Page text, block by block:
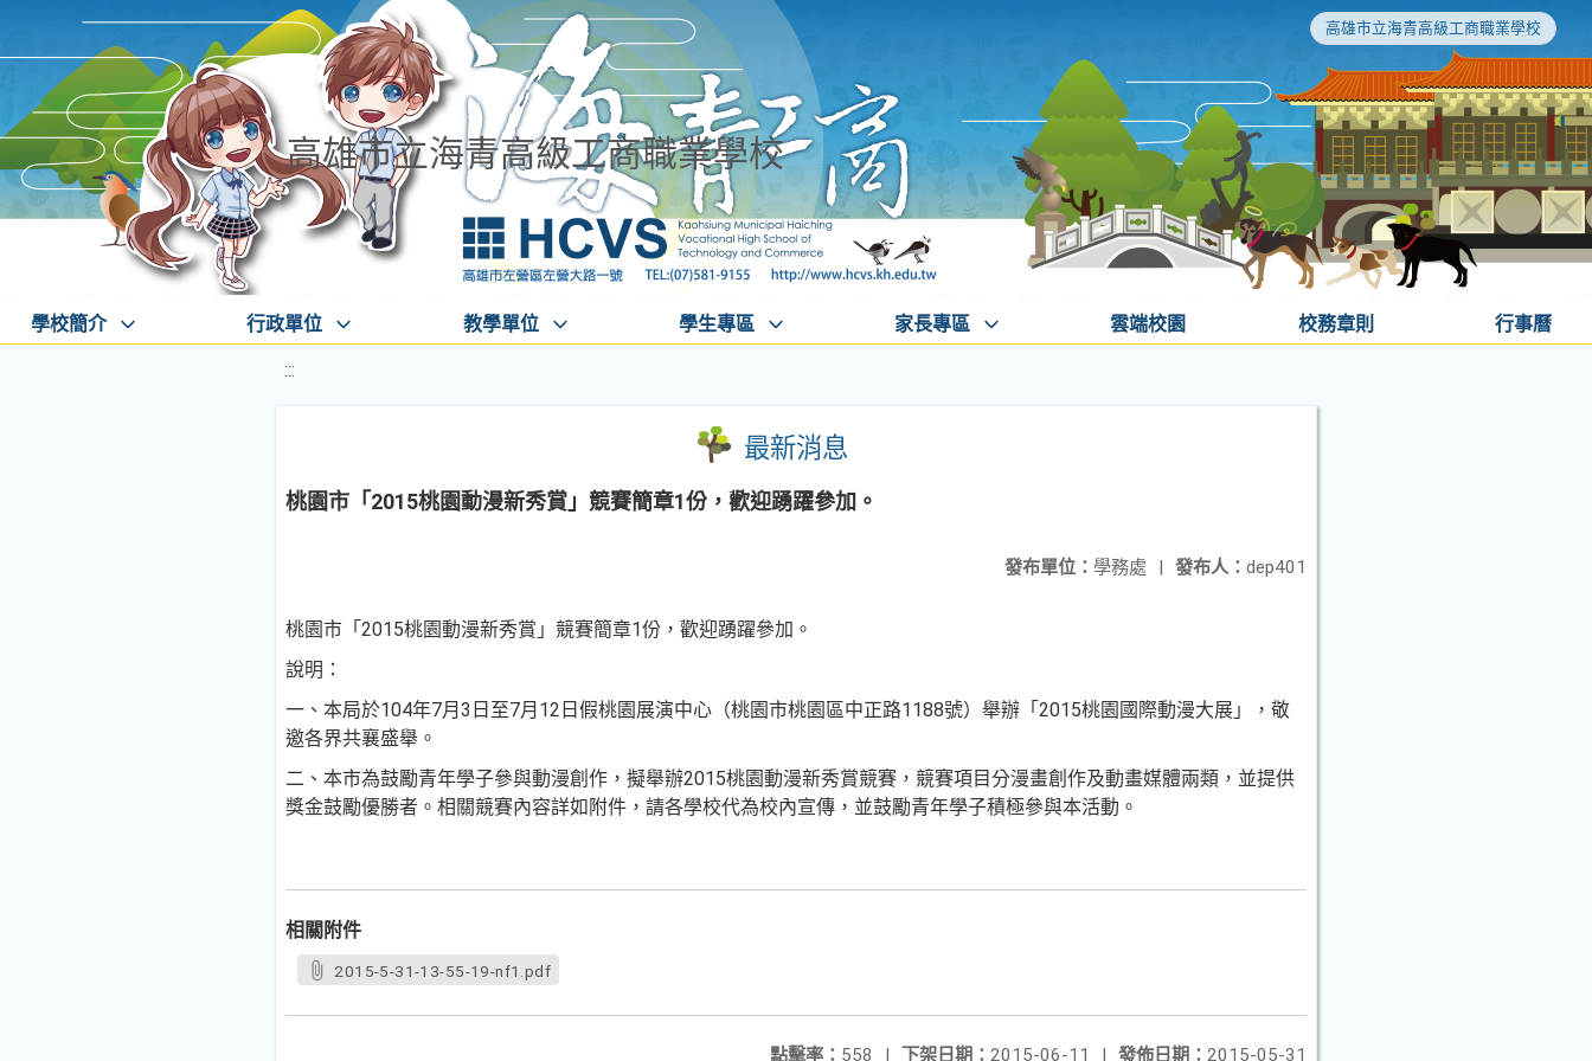
高雄市立海青高級工商職業學校
高雄市立海青高級工商職業學校
學校簡介 行政單位 教學單位 學生專區 家長專區 雲端校園 校務章則 行事曆
:::
最新消息
桃園市「2015桃園動漫新秀賞」競賽簡章1份，歡迎踴躍參加。
發布人： dep401
發布單位： 學務處 |
桃園市「2015桃園動漫新秀賞」競賽簡章1份，歡迎踴躍參加。
說明：
一、本局於104年7月3日至7月12日假桃園展演中心（桃園市桃園區中正路1188號）舉辦「2015桃園國際動漫大展」，敬
邀各界共襄盛舉。
二、本市為鼓勵青年學子參與動漫創作，擬舉辦2015桃園動漫新秀賞競賽，競賽項目分漫畫創作及動畫媒體兩類，並提供
獎金鼓勵優勝者。相關競賽內容詳如附件，請各學校代為校內宣傳，並鼓勵青年學子積極參與本活動。
相關附件
2015-5-31-13-55-19-nf1.pdf
發佈日期： 2015-05-31
下架日期： 2015-06-11 |
點擊率： 558 |